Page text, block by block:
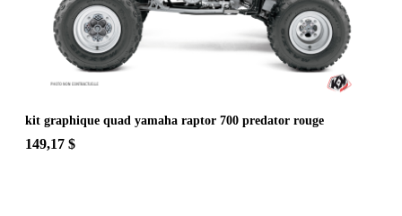
kit graphique quad yamaha raptor 700 predator rouge
149,17 $